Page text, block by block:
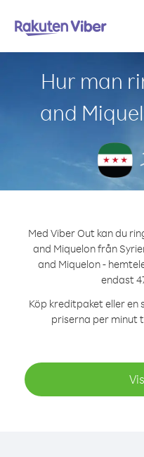
Hur man
and
Med Viber Out kan du
and Miquelon från
and Miquelon -
endast
Köp kreditpaket eller
priserna per minut